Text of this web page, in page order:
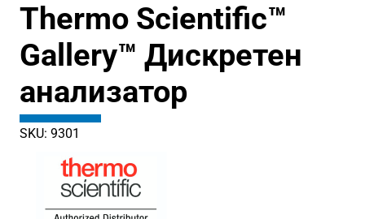
Thermo Scientific™
Gallery™ Дискретен
анализатор
SKU: 9301